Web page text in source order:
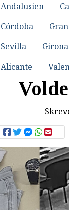
Andalusien
Córdoba
Sevilla
Girona
Alicante